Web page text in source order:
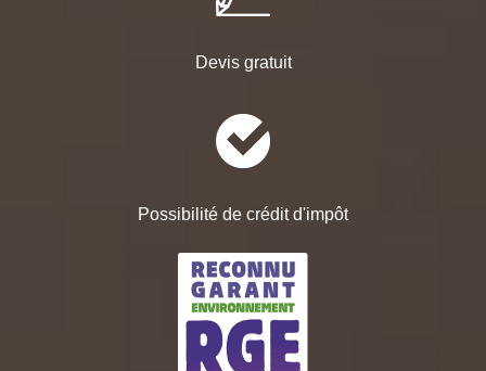
Devis gratuit
Possibilité de crédit d'impôt